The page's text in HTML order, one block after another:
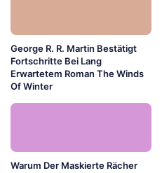
George R. R. Martin Bestätigt
Fortschritte Bei Lang
Erwartetem Roman The Winds
Of Winter
Warum Der Maskierte Rächer